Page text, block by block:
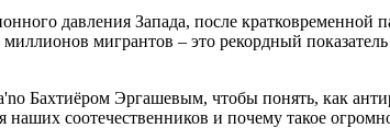
давления Запада, после кратковременной
мигрантов – это рекордный
Бахтиёром Эргашевым, чтобы понять, как
соотечественников и почему такое